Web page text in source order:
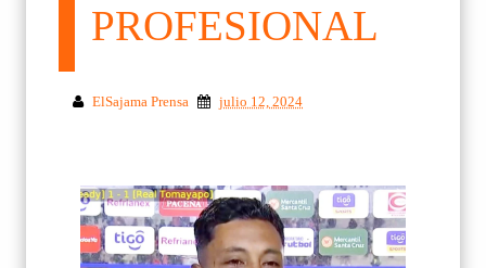
PROFESIONAL
ElSajama Prensa julio 12, 2024